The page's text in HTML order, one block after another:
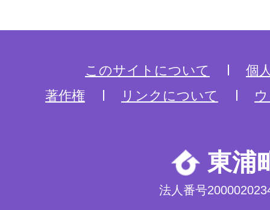
このサイトについて
個
著作権
リンクについて
東浦
法人番号